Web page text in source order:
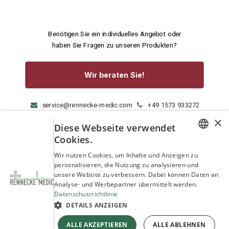
Benötigen Sie ein individuelles Angebot oder
haben Sie Fragen zu unseren Produkten?
Wir beraten Sie!
service@rennecke-medic.com +49 1573 933272
ENGLISH
×
Diese Webseite verwendet
Cookies.
Wir nutzen Cookies, um Inhalte und Anzeigen zu
personalisieren, die Nutzung zu analysieren und
unsere Website zu verbessern. Dabei können Daten an
Analyse- und Werbepartner übermittelt werden.
Datenschutzrichtlinie
DETAILS ANZEIGEN
ALLE AKZEPTIEREN ALLE ABLEHNEN